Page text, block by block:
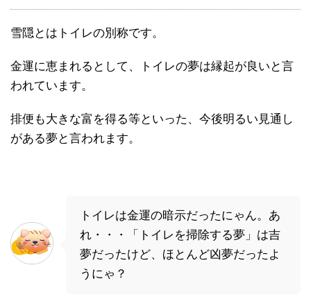
雪隠とはトイレの別称です。
金運に恵まれるとして、トイレの夢は縁起が良いと言
われています。
排便も大きな富を得る等といった、今後明るい見通し
がある夢と言われます。
トイレは金運の暗示だったにゃん。あ
れ・・・「トイレを掃除する夢」は吉
夢だったけど、ほとんど凶夢だったよ
うにゃ？